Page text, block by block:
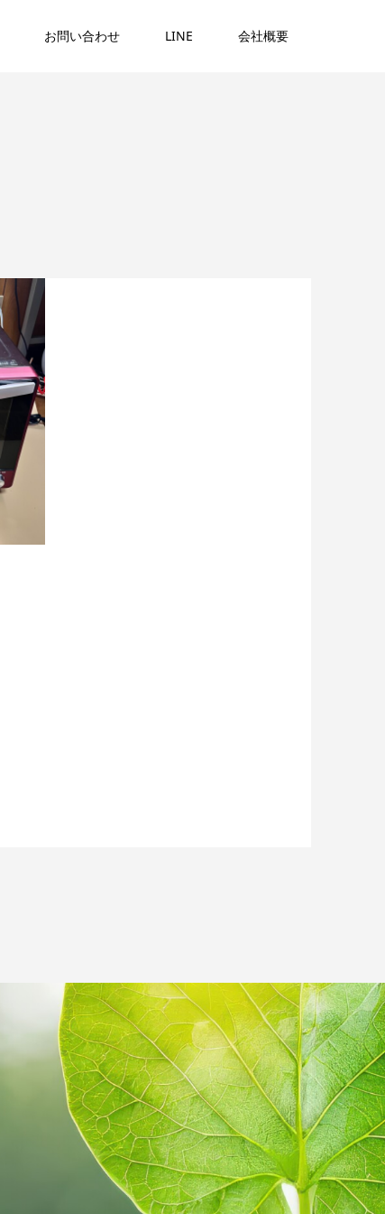
お問い合わせ LINE 会社概要